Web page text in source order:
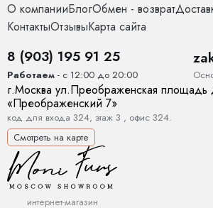
О компанииБлогОбмен - возврат
КонтактыОтзывыКарта сайта
8 (903) 195 91 25
Работаем - с 12:00 до 20:00
г.Москва ул.Преображенская площадь
«Преображенский 7»
код для входа 324, этаж 3 , офис 324.
Смотреть на карте
интернет-магазин